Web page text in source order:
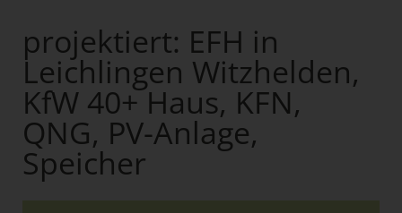
projektiert: EFH in
Leichlingen Witzhelden,
KfW 40+ Haus, KFN,
QNG, PV-Anlage,
Speicher